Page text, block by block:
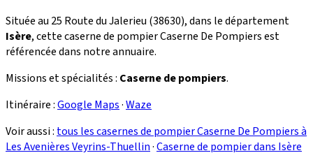
Située au 25 Route du Jalerieu (38630), dans le département
Isère, cette caserne de pompier Caserne De Pompiers est
référencée dans notre annuaire.
Missions et spécialités : Caserne de pompiers.
Itinéraire :Google Maps·Waze
Voir aussi : tous les casernes de pompier Caserne De Pompiers à
Les Avenières Veyrins-Thuellin·Caserne de pompier dans Isère